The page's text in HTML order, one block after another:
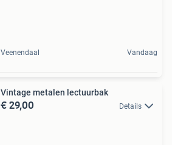
Veenendaal Vandaag
Vintage metalen lectuurbak
€ 29,00 Details